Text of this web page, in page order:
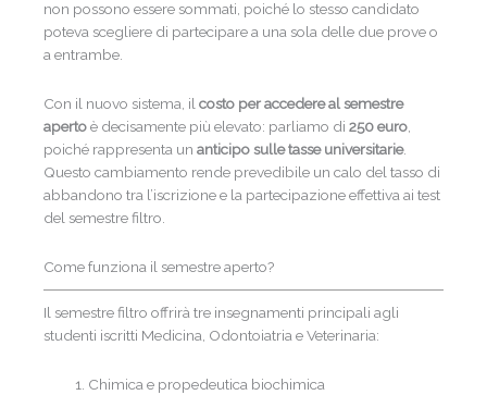
non possono essere sommati, poiché lo stesso candidato
poteva scegliere di partecipare a una sola delle due prove o
a entrambe.
Con il nuovo sistema, ilcosto per accedere al semestre
apertoè decisamente più elevato: parliamo di 250 euro,
poiché rappresenta un anticipo sulle tasse universitarie.
Questo cambiamento rende prevedibile un calo del tasso di
abbandono tra l’iscrizione e la partecipazione effettiva ai test
del semestre filtro.
Come funziona il semestre aperto?
Il semestre filtro offrirà tre insegnamenti principali agli
studenti iscritti Medicina, Odontoiatria e Veterinaria:
Chimica e propedeutica biochimica